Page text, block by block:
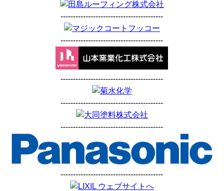
-----------------------------------------
-----------------------------------------
-----------------------------------------
-----------------------------------------
-----------------------------------------
-----------------------------------------